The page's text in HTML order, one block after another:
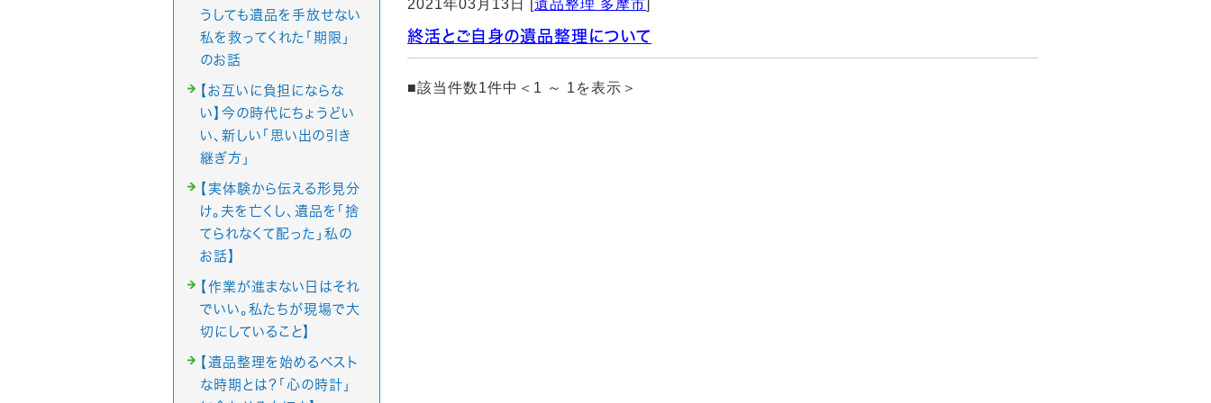
2021年03月13日 [ 遺品整理 多摩市
終活とご自身の遺品整理について
■該当件数1件中＜1 ～ 1を表示＞
うしても遺品を手放せない
私を救ってくれた「期限」
のお話
【お互いに負担にならな
い】今の時代にちょうどい
い、新しい「思い出の引き
継ぎ方」
【実体験から伝える形見分
け。夫を亡くし、遺品を「捨
てられなくて配った」私の
お話】
【作業が進まない日はそれ
でいい。私たちが現場で大
切にしていること】
【遺品整理を始めるベスト
な時期とは？「心の時計」